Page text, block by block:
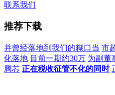
联系我们
推荐下载
并曾经落地到我们的糊口当 市
化落地 目前一期约30万 为副董
腾芯 正在税收征管不化的同时